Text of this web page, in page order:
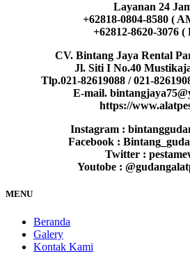
Layanan 24
+62818-0804-8580 (
+62812-8620-3076 (
CV. Bintang Jaya Rental
Jl. Siti I No.40
Tlp.021-82619088 / 021-
E-mail.
https://
Instagram :
Facebook :
Twitter :
Youtobe :
MENU
Beranda
Galery
Kontak Kami